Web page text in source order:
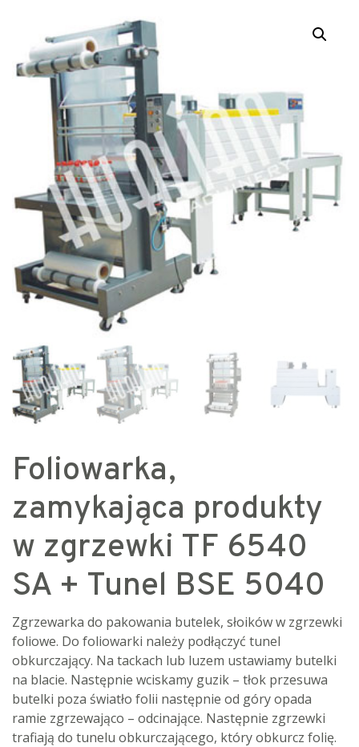
Foliowarka,
zamykająca produkty
w zgrzewki TF 6540
SA + Tunel BSE 5040
Zgrzewarka do pakowania butelek, słoików w zgrzewki
foliowe. Do foliowarki należy podłączyć tunel
obkurczający. Na tackach lub luzem ustawiamy butelki
na blacie. Następnie wciskamy guzik – tłok przesuwa
butelki poza światło folii następnie od góry opada
ramie zgrzewająco – odcinające. Następnie zgrzewki
trafiają do tunelu obkurczającego, który obkurcz folię.